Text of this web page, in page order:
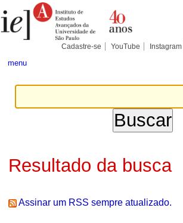
para
conteúdo.
Pessoais
Cadastre-se YouTube Instagram
menu
Resultado da busca
Assinar um RSS sempre atualizado.